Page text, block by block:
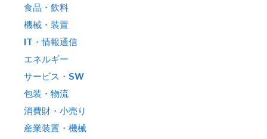
食品・飲料
機械・装置
IT・情報通信
エネルギー
サービス・SW
包装・物流
消費財・小売り
産業装置・機械